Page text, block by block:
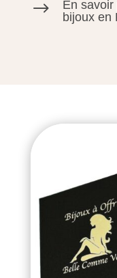
$
En
bijoux en